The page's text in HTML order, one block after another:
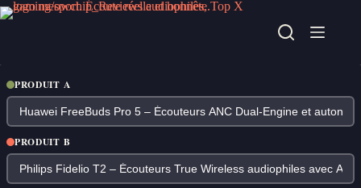
Passer
au
PRODUIT A
PRODUIT B